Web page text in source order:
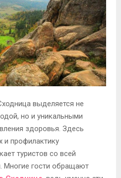
выделяется не
но и уникальными
здоровья. Здесь
и профилактику
туристов со всей
Многие гости обращают